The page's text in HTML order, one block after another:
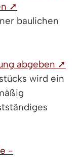
➚
baulichen
abgeben ➚
wird ein
-